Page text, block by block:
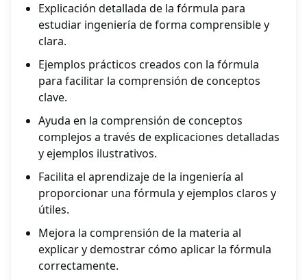
Explicación detallada de la fórmula para
estudiar ingeniería de forma comprensible y
clara.
Ejemplos prácticos creados con la fórmula
para facilitar la comprensión de conceptos
clave.
Ayuda en la comprensión de conceptos
complejos a través de explicaciones detalladas
y ejemplos ilustrativos.
Facilita el aprendizaje de la ingeniería al
proporcionar una fórmula y ejemplos claros y
útiles.
Mejora la comprensión de la materia al
explicar y demostrar cómo aplicar la fórmula
correctamente.